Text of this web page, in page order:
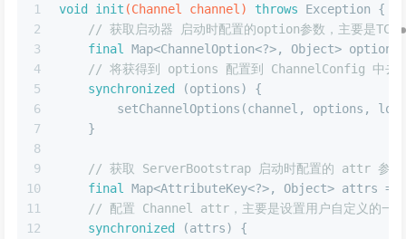
1
2
3
4
5
6
7
8
9
10
11
12
void init (Channel channel) throws Exception {
// 获取启动器 启动时配置的option参数，主要是TCP
final
Map<ChannelOption<?>, Object>
// 将获得到 options 配置到 ChannelConfig 中去
synchronized
(options) {
setChannelOptions(channel, options,
    }
// 获取 ServerBootstrap 启动时配置的 attr 参数
final
Map<AttributeKey<?>, Object> attrs
// 配置 Channel attr，主要是设置用户自定义的一
synchronized
(attrs) {